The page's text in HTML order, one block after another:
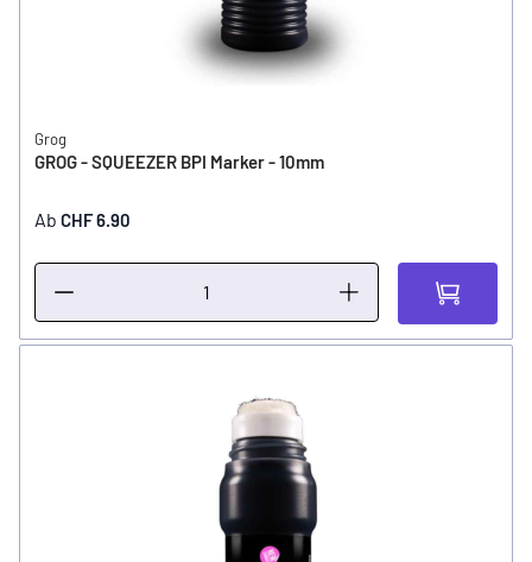
Grog
GROG - SQUEEZER BPI Marker - 10mm
Ab CHF 6.90